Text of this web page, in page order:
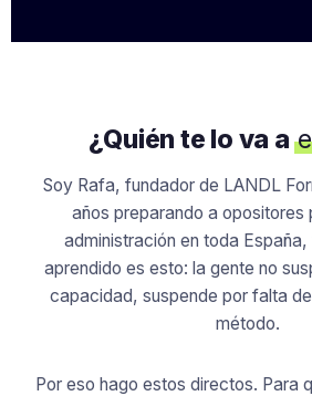
¿Quién te lo va a
Soy Rafa, fundador de LANDL
años preparando a opositores
administración en toda
aprendido es esto: la gente no
capacidad, suspende por falta
método.
Por eso hago estos directos. Para